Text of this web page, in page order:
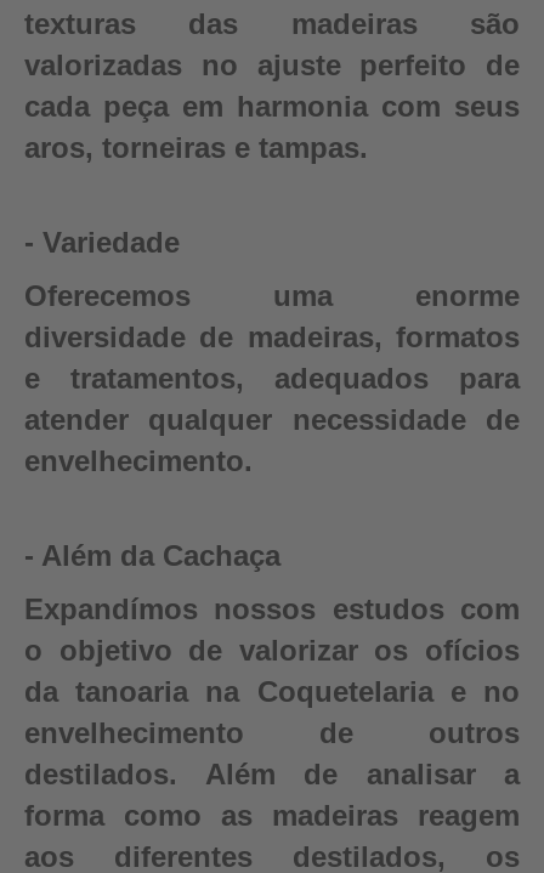
texturas das madeiras são
valorizadas no ajuste perfeito de
cada peça em harmonia com seus
aros, torneiras e tampas.
- Variedade
Oferecemos uma enorme
diversidade de madeiras, formatos
e tratamentos, adequados para
atender qualquer necessidade de
envelhecimento.
- Além da Cachaça
Expandímos nossos estudos com
o objetivo de valorizar os ofícios
da tanoaria na Coquetelaria e no
envelhecimento de outros
destilados. Além de analisar a
forma como as madeiras reagem
aos diferentes destilados, os